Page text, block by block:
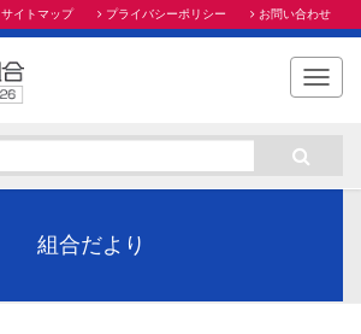
サイトマップ プライバシーポリシー お問い合わせ
T
l
組合だより